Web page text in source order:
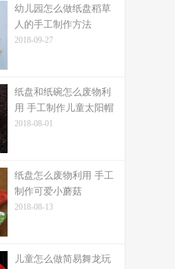
幼儿园怎么做纸盘稻草
人的手工制作方法
2018-09-27
纸盘和纸碗怎么废物利
用 手工制作儿童太阳帽
2018-08-01
纸盘怎么废物利用 手工
制作可爱小蘑菇
2018-08-13
儿童怎么做简易舞龙玩